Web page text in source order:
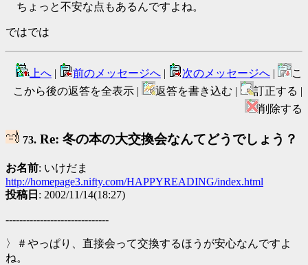
ちょっと不安な点もあるんですよね。
ではでは
上へ | 前のメッセージへ | 次のメッセージへ |
こ
こから後の返答を全表示 |
返答を書き込む |
訂正する |
削除する
73. Re: 冬の本の大交換会なんてどうでしょう？
お名前: いけだま
http://homepage3.nifty.com/HAPPYREADING/index.html
投稿日 : 2002/11/14(18:27)
------------------------------
〉＃やっぱり、直接会って交換するほうが安心なんですよ
ね。